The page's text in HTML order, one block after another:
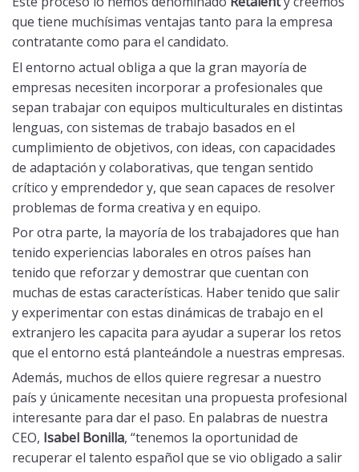
que tiene muchísimas ventajas tanto para la empresa
contratante como para el candidato.
El entorno actual obliga a que la gran mayoría de
empresas necesiten incorporar a profesionales que
sepan trabajar con equipos multiculturales en distintas
lenguas, con sistemas de trabajo basados en el
cumplimiento de objetivos, con ideas, con capacidades
de adaptación y colaborativas, que tengan sentido
crítico y emprendedor y, que sean capaces de resolver
problemas de forma creativa y en equipo.
Por otra parte, la mayoría de los trabajadores que han
tenido experiencias laborales en otros países han
tenido que reforzar y demostrar que cuentan con
muchas de estas características. Haber tenido que salir
y experimentar con estas dinámicas de trabajo en el
extranjero les capacita para ayudar a superar los retos
que el entorno está planteándole a nuestras empresas.
Además, muchos de ellos quiere regresar a nuestro
país y únicamente necesitan una propuesta profesional
interesante para dar el paso. En palabras de nuestra
CEO, Isabel Bonilla, “tenemos la oportunidad de
recuperar el talento español que se vio obligado a salir